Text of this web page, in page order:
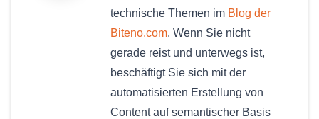
technische Themen im Blog der
Biteno.com. Wenn Sie nicht
gerade reist und unterwegs ist,
beschäftigt Sie sich mit der
automatisierten Erstellung von
Content auf semantischer Basis